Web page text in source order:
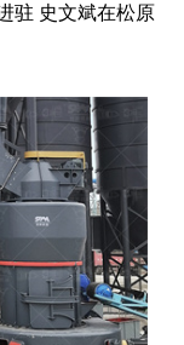
驻 史文斌在松原